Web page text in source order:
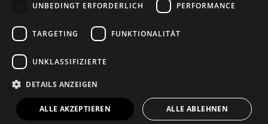
Versand Zahlarten
Retoure
Widerrufsformular
© 2026Baltic Design Shop. Baltic Design Shop
UNBEDINGT ERFORDERLICH
PERFORMANCE
TARGETING FUNKTIONALITÄT
UNKLASSIFIZIERTE
DETAILS ANZEIGEN
ALLE AKZEPTIEREN ALLE ABLEHNEN